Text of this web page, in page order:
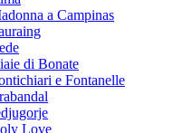
a Campinas
di Bonate
e Fontanelle
Love